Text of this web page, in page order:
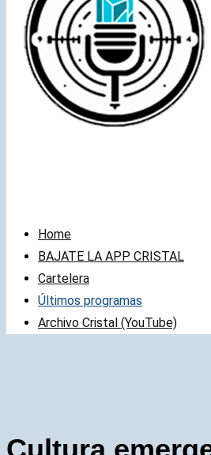
Home
BAJATE LA APP CRISTAL
Cartelera
Últimos programas
Archivo Cristal (YouTube)